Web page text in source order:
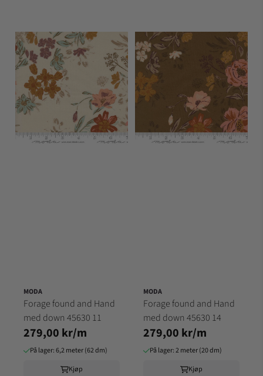
MODA
Forage found and Hand
med down 45630 11
279,00 kr/m
På lager: 6,2 meter (62 dm)
Kjøp
MODA
Forage found and Hand
med down 45630 14
279,00 kr/m
På lager: 2 meter (20 dm)
Kjøp